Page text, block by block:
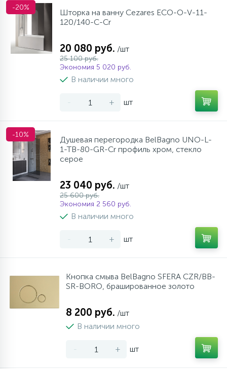
-20%
Шторка на ванну Cezares ECO-O-V-11-
120/140-C-Cr
20 080 руб. /шт
25 100 руб.
Экономия 5 020 руб.
В наличии много
- + шт
-10%
Душевая перегородка BelBagno UNO-L-
1-TB-80-GR-Cr профиль хром, стекло
серое
23 040 руб. /шт
25 600 руб.
Экономия 2 560 руб.
В наличии много
- + шт
Кнопка смыва BelBagno SFERA CZR/BB-
SR-BORO, брашированное золото
8 200 руб. /шт
В наличии много
- + шт